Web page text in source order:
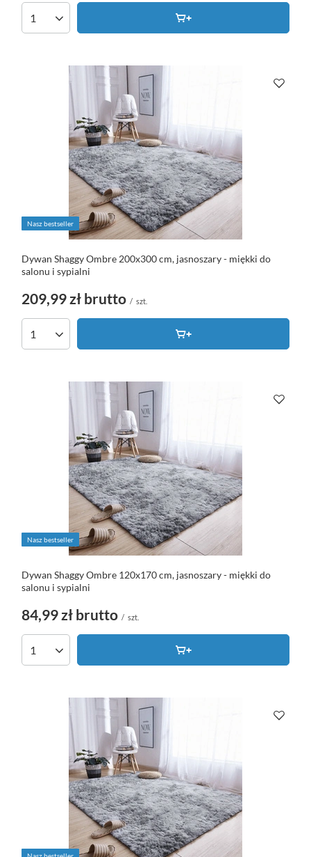
Nasz bestseller
Dywan Shaggy Ombre 200x300 cm, jasnoszary - miękki do
salonu i sypialni
209,99 zł brutto / szt.
Nasz bestseller
Dywan Shaggy Ombre 120x170 cm, jasnoszary - miękki do
salonu i sypialni
84,99 zł brutto / szt.